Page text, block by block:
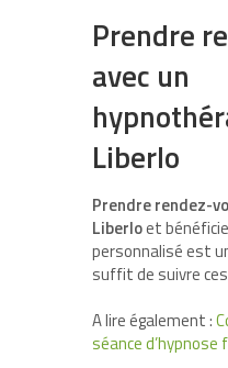
Prendre
avec un
Liberlo
Prendre rendez-
Liberloet
personnalisé est
suffit de suivre
A lire également :
séance d’hypnose